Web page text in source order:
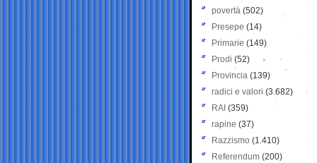
povertà (502)
Presepe (14)
Primarie (149)
Prodi (52)
Provincia (139)
radici e valori (3.682)
RAI (359)
rapine (37)
Razzismo (1.410)
Referendum (200)